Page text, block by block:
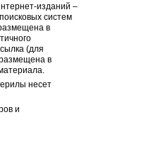
изданий –
систем
в
(для
в
несет
и